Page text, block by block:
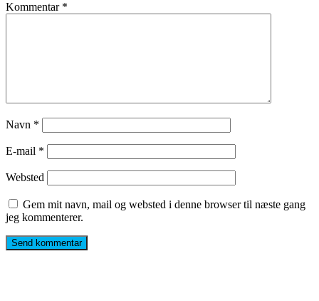
Kommentar *
Navn *
E-mail *
Websted
Gem mit navn, mail og websted i denne browser til næste gang
jeg kommenterer.